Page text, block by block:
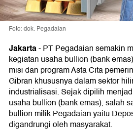
Foto: dok. Pegadaian
Jakarta-PT Pegadaian semakin
kegiatan usaha bullion (bank
misi dan program Asta Cita
Gibran khususnya dalam sektor
industrialisasi. Sejak dipilih
usaha bullion (bank emas), salah
bullion milik Pegadaian yaitu
digandrungi oleh masyarakat.